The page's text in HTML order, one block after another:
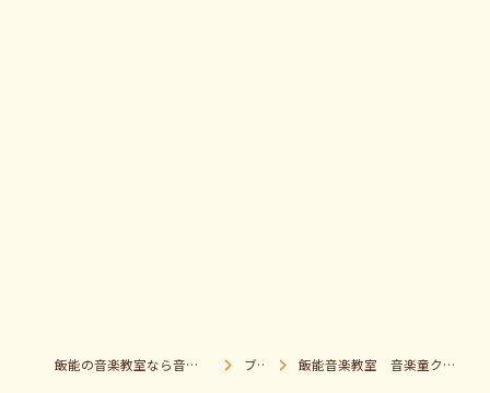
飯能の音楽教室なら音楽童クラブ Pパラダイス ブログ 飯能音楽教室 音楽童クラブPパラダイス 課外編